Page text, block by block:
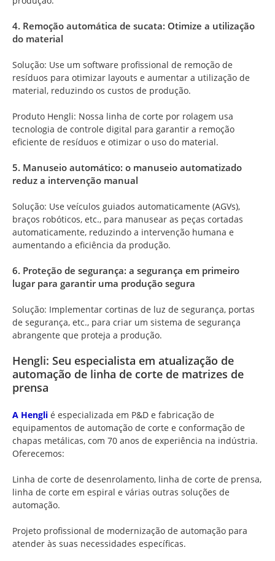
4. Remoção automática de sucata: Otimize a utilização
do material
Solução: Use um software profissional de remoção de
resíduos para otimizar layouts e aumentar a utilização de
material, reduzindo os custos de produção.
Produto Hengli: Nossa linha de corte por rolagem usa
tecnologia de controle digital para garantir a remoção
eficiente de resíduos e otimizar o uso do material.
5. Manuseio automático: o manuseio automatizado
reduz a intervenção manual
Solução: Use veículos guiados automaticamente (AGVs),
braços robóticos, etc., para manusear as peças cortadas
automaticamente, reduzindo a intervenção humana e
aumentando a eficiência da produção.
6. Proteção de segurança: a segurança em primeiro
lugar para garantir uma produção segura
Solução: Implementar cortinas de luz de segurança, portas
de segurança, etc., para criar um sistema de segurança
abrangente que proteja a produção.
Hengli: Seu especialista em atualização de
automação de linha de corte de matrizes de
prensa
A Hengli é especializada em P&D e fabricação de
equipamentos de automação de corte e conformação de
chapas metálicas, com 70 anos de experiência na indústria.
Oferecemos:
Linha de corte de desenrolamento, linha de corte de prensa,
linha de corte em espiral e várias outras soluções de
automação.
Projeto profissional de modernização de automação para
atender às suas necessidades específicas.